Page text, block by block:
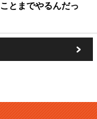
とまでやるんだっ